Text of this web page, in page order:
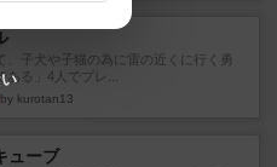
、子犬や子猫の為に雷の近くに行く勇
ある」4人でプレ...
by kurotan13
ューブ